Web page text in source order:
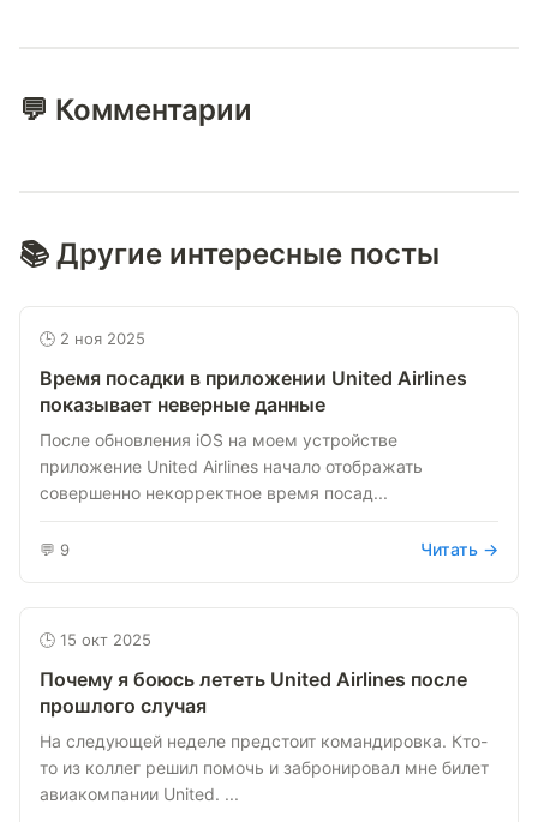
💬 Комментарии
📚 Другие интересные посты
🕒 2 ноя 2025
Время посадки в приложении United Airlines
показывает неверные данные
После обновления iOS на моем устройстве
приложение United Airlines начало отображать
совершенно некорректное время посад...
💬 9 Читать →
🕒 15 окт 2025
Почему я боюсь лететь United Airlines после
прошлого случая
На следующей неделе предстоит командировка. Кто-
то из коллег решил помочь и забронировал мне билет
авиакомпании United. ...